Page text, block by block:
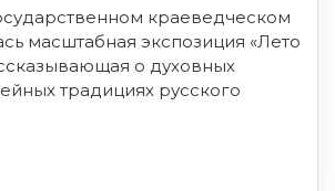
краеведческом
масштабная экспозиция «Лето
о духовных
традициях русского